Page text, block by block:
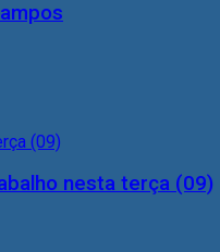
nesta terça (09)